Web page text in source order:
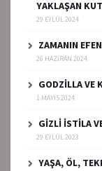
YAKLAŞAN
29 EYLÜL 2024
ZAMANIN
26 HAZIRAN 2024
GODZİLLA VE
1 MAYIS 2024
GİZLİ İSTİLA
29 EYLÜL 2023
YAŞA, ÖL,